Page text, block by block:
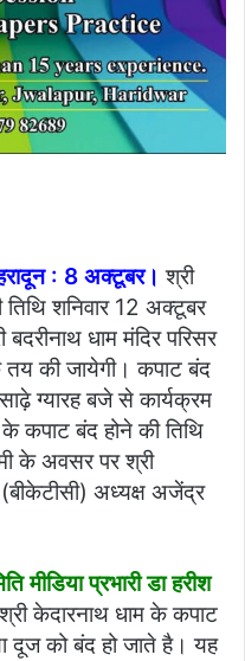
: 8 अक्टूबर। श्री
शनिवार 12 अक्टूबर
धाम मंदिर परिसर
तय की जायेगी। कपाट बंद
ग्यारह बजे से कार्यक्रम
कपाट बंद होने की तिथि
के अवसर पर श्री
अध्यक्ष अजेंद्र
मीडिया प्रभारी डा हरीश
केदारनाथ धाम के कपाट
दूज को बंद हो जाते है। यह